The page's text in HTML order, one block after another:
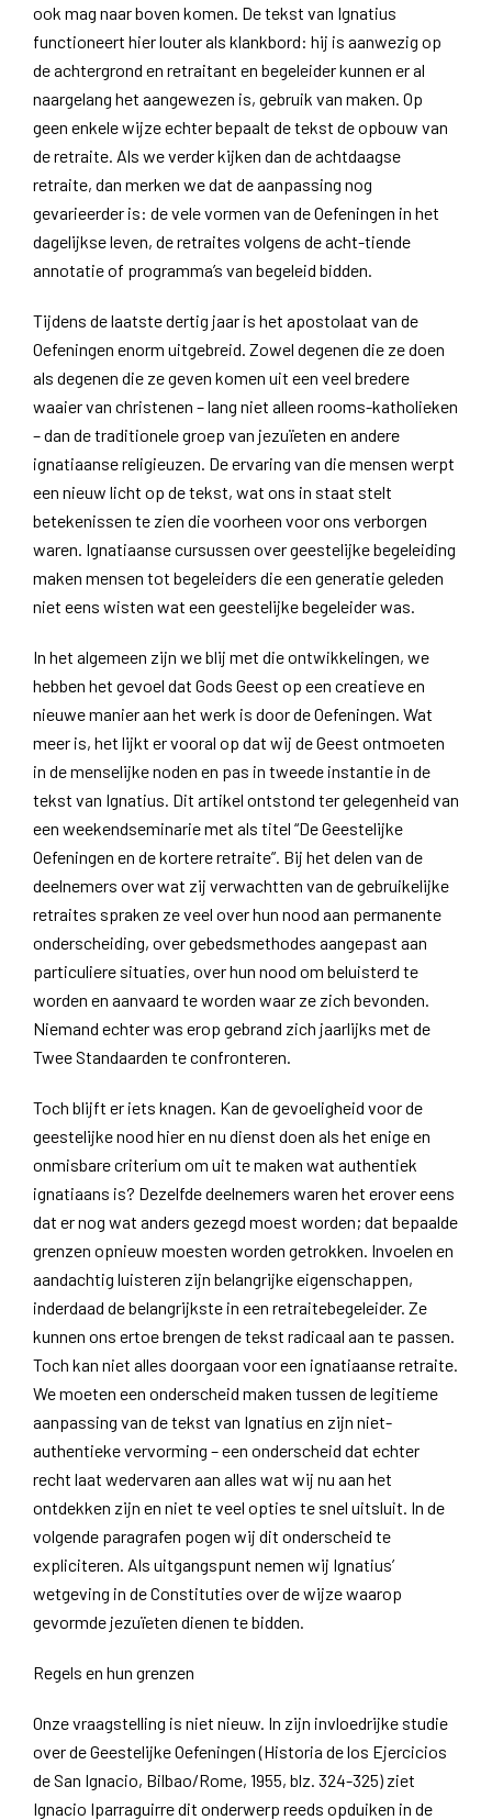
ook mag naar boven komen. De tekst van Ignatius
functioneert hier louter als klankbord: hij is aanwezig op
de achtergrond en retraitant en begeleider kunnen er al
naargelang het aangewezen is, gebruik van maken. Op
geen enkele wijze echter bepaalt de tekst de opbouw van
de retraite. Als we verder kijken dan de achtdaagse
retraite, dan merken we dat de aanpassing nog
gevarieerder is: de vele vormen van de Oefeningen in het
dagelijkse leven, de retraites volgens de acht-tiende
annotatie of programma’s van begeleid bidden.
Tijdens de laatste dertig jaar is het apostolaat van de
Oefeningen enorm uitgebreid. Zowel degenen die ze doen
als degenen die ze geven komen uit een veel bredere
waaier van christenen – lang niet alleen rooms-katholieken
– dan de traditionele groep van jezuïeten en andere
ignatiaanse religieuzen. De ervaring van die mensen werpt
een nieuw licht op de tekst, wat ons in staat stelt
betekenissen te zien die voorheen voor ons verborgen
waren. Ignatiaanse cursussen over geestelijke begeleiding
maken mensen tot begeleiders die een generatie geleden
niet eens wisten wat een geestelijke begeleider was.
In het algemeen zijn we blij met die ontwikkelingen, we
hebben het gevoel dat Gods Geest op een creatieve en
nieuwe manier aan het werk is door de Oefeningen. Wat
meer is, het lijkt er vooral op dat wij de Geest ontmoeten
in de menselijke noden en pas in tweede instantie in de
tekst van Ignatius. Dit artikel ontstond ter gelegenheid van
een weekendseminarie met als titel “De Geestelijke
Oefeningen en de kortere retraite”. Bij het delen van de
deelnemers over wat zij verwachtten van de gebruikelijke
retraites spraken ze veel over hun nood aan permanente
onderscheiding, over gebedsmethodes aangepast aan
particuliere situaties, over hun nood om beluisterd te
worden en aanvaard te worden waar ze zich bevonden.
Niemand echter was erop gebrand zich jaarlijks met de
Twee Standaarden te confronteren.
Toch blijft er iets knagen. Kan de gevoeligheid voor de
geestelijke nood hier en nu dienst doen als het enige en
onmisbare criterium om uit te maken wat authentiek
ignatiaans is? Dezelfde deelnemers waren het erover eens
dat er nog wat anders gezegd moest worden; dat bepaalde
grenzen opnieuw moesten worden getrokken. Invoelen en
aandachtig luisteren zijn belangrijke eigenschappen,
inderdaad de belangrijkste in een retraitebegeleider. Ze
kunnen ons ertoe brengen de tekst radicaal aan te passen.
Toch kan niet alles doorgaan voor een ignatiaanse retraite.
We moeten een onderscheid maken tussen de legitieme
aanpassing van de tekst van Ignatius en zijn niet-
authentieke vervorming – een onderscheid dat echter
recht laat wedervaren aan alles wat wij nu aan het
ontdekken zijn en niet te veel opties te snel uitsluit. In de
volgende paragrafen pogen wij dit onderscheid te
expliciteren. Als uitgangspunt nemen wij Ignatius’
wetgeving in de Constituties over de wijze waarop
gevormde jezuïeten dienen te bidden.
Regels en hun grenzen
Onze vraagstelling is niet nieuw. In zijn invloedrijke studie
over de Geestelijke Oefeningen (Historia de los Ejercicios
de San Ignacio, Bilbao/Rome, 1955, blz. 324-325) ziet
Ignacio Iparraguirre dit onderwerp reeds opduiken in de